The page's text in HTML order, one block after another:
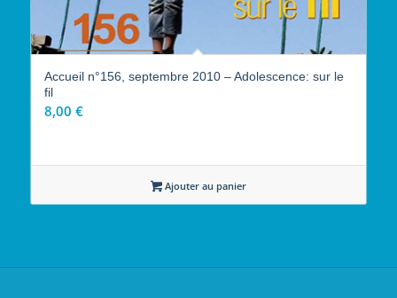
Accueil n°156, septembre 2010 – Adolescence: sur le
fil
8,00 €
Ajouter au panier